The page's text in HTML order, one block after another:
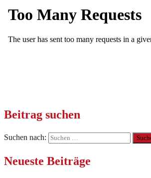
Beitrag suchen
Suchen nach:
Neueste Beiträge